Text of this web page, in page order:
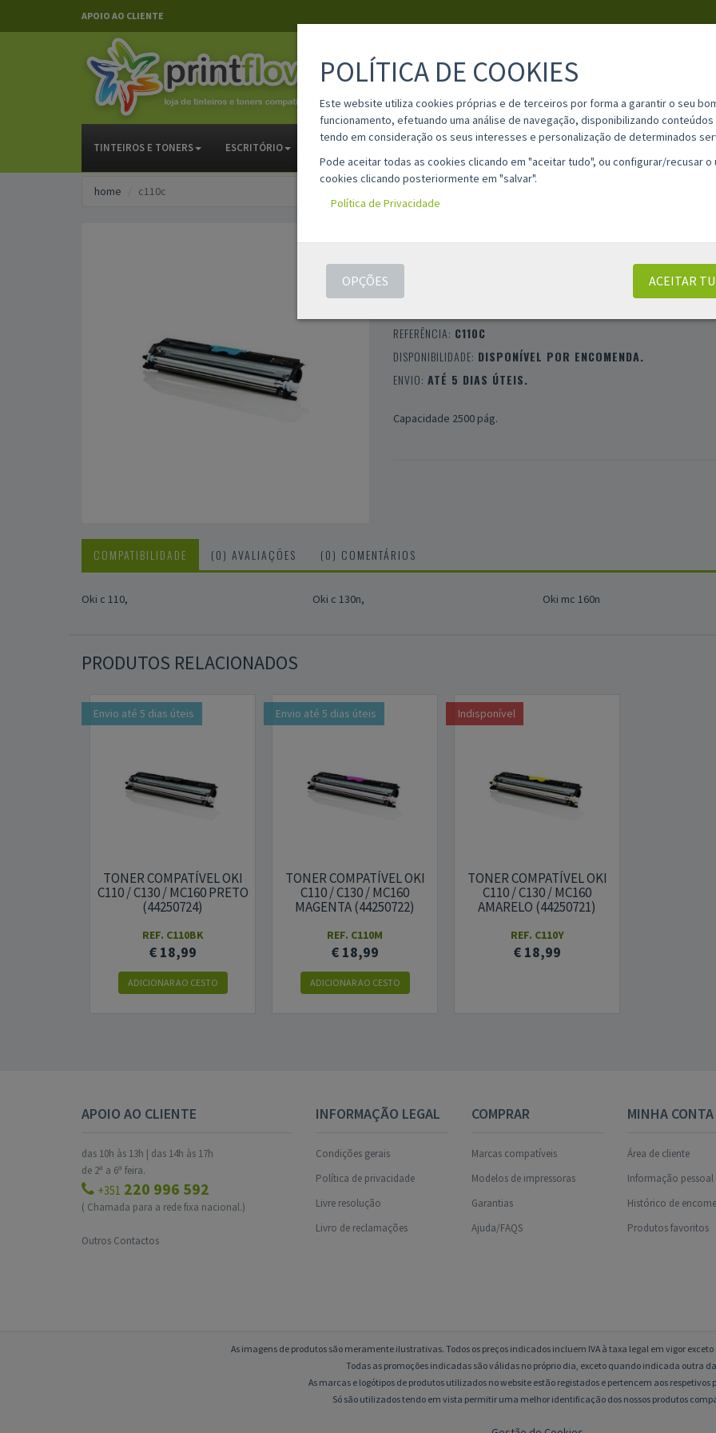
APOIO AO CLIENTE
TINTEIROS E TONERS ESCRITÓRIO MATERIAL ESCOLAR INFORMAÇÕES
home c110c
0 COMENTÁRIOS
REFERÊNCIA: C110C
DISPONIBILIDADE: DISPONÍVEL POR ENCOMENDA.
ENVIO: ATÉ 5 DIAS ÚTEIS.
Capacidade 2500 pág.
COMPATIBILIDADE (0) AVALIAÇÕES (0) COMENTÁRIOS
Oki c 110, Oki c 130n, Oki mc 160n
PRODUTOS RELACIONADOS
Envio até 5 dias úteis
TONER COMPATÍVEL OKI
C110 / C130 / MC160 PRETO
(44250724)
REF. C110BK
€ 18,99
ADICIONAR AO CESTO
Envio até 5 dias úteis
TONER COMPATÍVEL OKI
C110 / C130 / MC160
MAGENTA (44250722)
REF. C110M
€ 18,99
ADICIONAR AO CESTO
Indisponível
TONER COMPATÍVEL OKI
C110 / C130 / MC160
AMARELO (44250721)
REF. C110Y
€ 18,99
APOIO AO CLIENTE
das 10h às 13h | das 14h às 17h
de 2ª a 6ª feira.
+351 220 996 592
( Chamada para a rede fixa nacional.)
Outros Contactos
INFORMAÇÃO LEGAL
Condições gerais
Política de privacidade
Livre resolução
Livro de reclamações
COMPRAR
Marcas compatíveis
Modelos de impressoras
Garantias
Ajuda/FAQS
MINHA CONTA
Área de cliente
Informação pessoal
Histórico de
Produtos favoritos
As imagens de produtos são meramente ilustrativas. Todos os preços indicados incluem IVA à taxa legal em vigor
Todas as promoções indicadas são válidas no próprio dia, exceto quando indicada outra
As marcas e logótipos de produtos utilizados no website estão registados e pertencem aos respetivos
Só são utilizados tendo em vista permitir uma melhor identificação dos nossos produtos
POLÍTICA DE COOKIES
Este website utiliza cookies próprias e de terceiros por forma a garantir o seu
funcionamento, efetuando uma análise de navegação, disponibilizando
tendo em consideração os seus interesses e personalização de determinados
Pode aceitar todas as cookies clicando em "aceitar tudo", ou configurar/recusar o
cookies clicando posteriormente em "salvar".
Política de Privacidade
ACEITAR
OPÇÕES